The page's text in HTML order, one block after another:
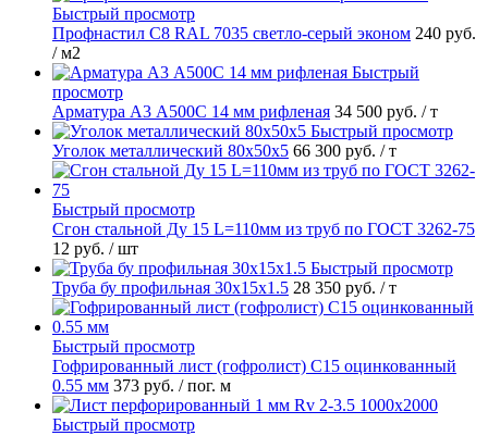
Быстрый просмотр
Профнастил С8 RAL 7035 светло-серый эконом 240 руб.
/ м2
Быстрый
просмотр
Арматура А3 А500С 14 мм рифленая 34 500 руб. / т
Быстрый просмотр
Уголок металлический 80х50х5 66 300 руб. / т
Быстрый просмотр
Сгон стальной Ду 15 L=110мм из труб по ГОСТ 3262-75
12 руб. / шт
Быстрый просмотр
Труба бу профильная 30х15х1.5 28 350 руб. / т
Быстрый просмотр
Гофрированный лист (гофролист) С15 оцинкованный
0.55 мм 373 руб. / пог. м
Быстрый просмотр